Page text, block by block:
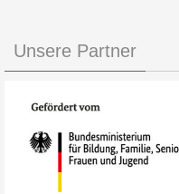
Unsere Partner